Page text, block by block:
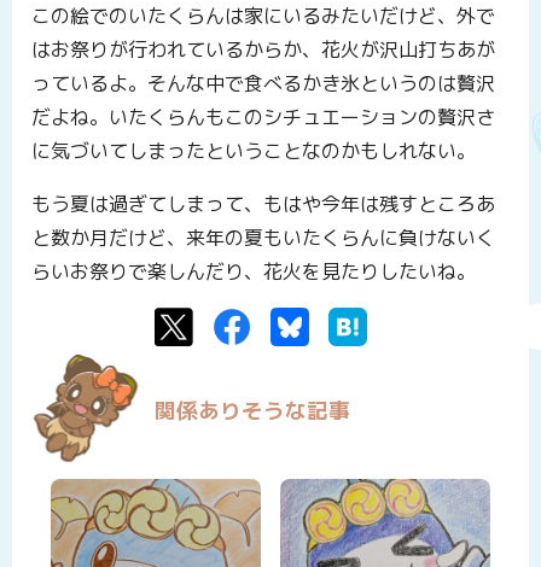
この絵でのいたくらんは家にいるみたいだけど、外で
はお祭りが行われているからか、花火が沢山打ちあが
っているよ。そんな中で食べるかき氷というのは贅沢
だよね。いたくらんもこのシチュエーションの贅沢さ
に気づいてしまったということなのかもしれない。
もう夏は過ぎてしまって、もはや今年は残すところあ
と数か月だけど、来年の夏もいたくらんに負けないく
らいお祭りで楽しんだり、花火を見たりしたいね。
TwitterFacebookBluesky
関係ありそうな記事